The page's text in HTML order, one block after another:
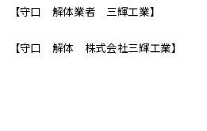
【守口 解体業者 三輝工業】
【守口 解体 株式会社三輝工業】